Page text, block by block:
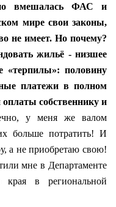
вмешалась ФАС и
мире свои законы,
не имеет. Но почему?
жильё - низшее
«терпилы»: половину
платежи в полном
оплаты собственнику и
у меня же валом
больше потратить! И
а не приобретаю свою!
мне в Департаменте
края в региональной